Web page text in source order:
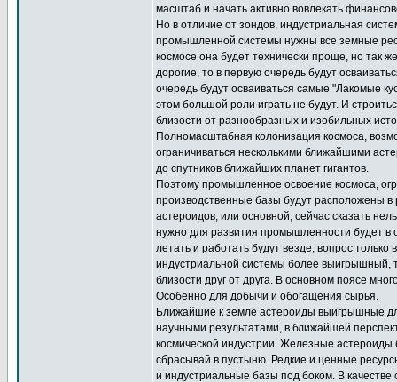
масштаб и начать активно вовлекать
Но в отличие от зондов, индустриальная
промышленной системы нужны все земные
космосе она будет технически проще, но так
дорогие, то в первую очередь будут
очередь будут осваиваться самые "Лакомые
этом большой роли играть не будут. И
близости от разнообразных и изобильных
Полномасштабная колонизация космоса,
ограничиваться несколькими ближайшими
до спутников ближайших планет гигантов.
Поэтому промышленное освоение космоса,
производственные базы будут расположены
астероидов, или основной, сейчас сказать
нужно для развития промышленности будет в
летать и работать будут везде, вопрос
индустриальной системы более выигрышный,
близости друг от друга. В основном поясе
Особенно для добычи и обогащения сырья.
Ближайшие к земле астероиды выигрышные
научными результатами, в ближайшей
космической индустрии. Железные астероиды
сбрасывай в пустыню. Редкие и ценные
и индустриальные базы под боком. В